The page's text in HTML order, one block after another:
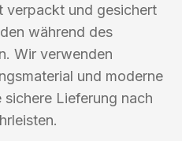
verpackt und gesichert
während des
Wir verwenden
und moderne
Lieferung nach